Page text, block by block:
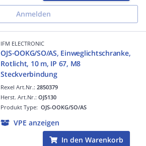
Anmelden
IFM ELECTRONIC
OJS-OOKG/SO/AS, Einweglichtschranke,
Rotlicht, 10 m, IP 67, M8
Steckverbindung
Rexel Art.Nr.:2850379
Produkt Type:OJS-OOKG/SO/AS
Herst. Art.Nr.:OJ5130
VPE anzeigen
In den Warenkorb